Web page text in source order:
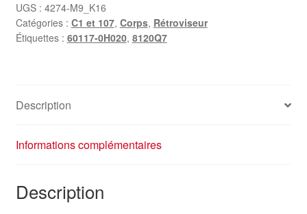
UGS : 4274-M9_K16
Catégories : C1 et 107, Corps, Rétroviseur
Étiquettes : 60117-0H020, 8120Q7
Description
Informations complémentaires
Description